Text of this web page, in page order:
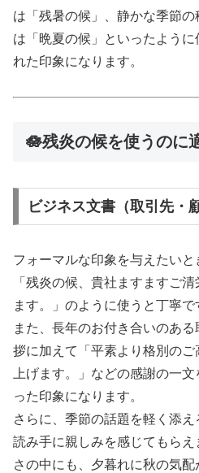
は「残暑の候」、静かな季節
は「晩夏の候」といったよう
れた印象になります。
🪷残炎の候を使うのに
ビジネス文書（取引先・
フォーマルな印象を与えたいと
「残炎の候、貴社ますますご
ます。」のように使うと丁寧で
また、長年のお付き合いのあ
拶に加えて「平素より格別の
上げます。」などの感謝の一
った印象になります。
さらに、季節の話題を軽く添え
読み手に親しみを感じてもら
さの中にも、夕暮れに秋の気